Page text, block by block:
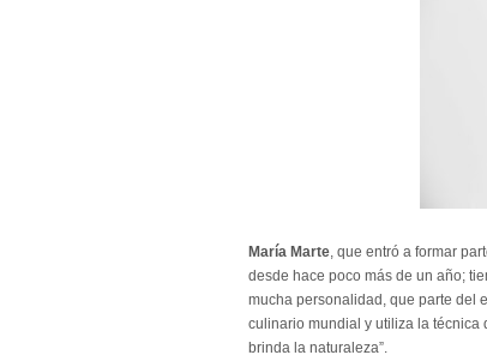
María Marte, que entró a formar
desde hace poco más de un año;
mucha personalidad, que parte del
culinario mundial y utiliza la técnica
brinda la naturaleza”.